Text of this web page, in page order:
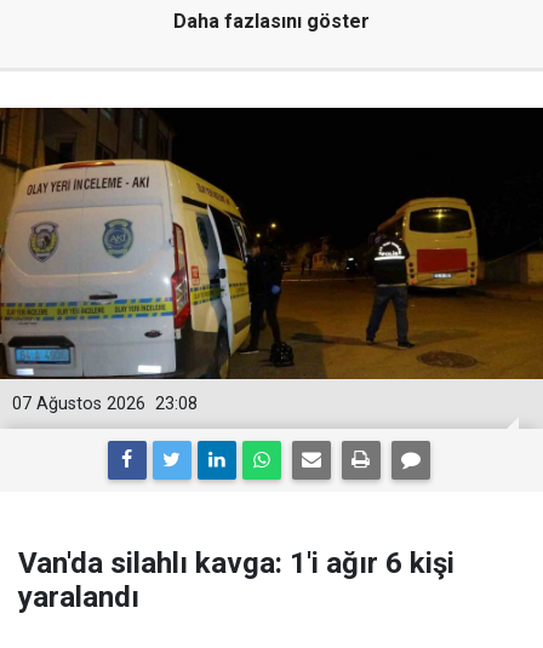
Daha fazlasını göster
23:08
07 Ağustos 2026
Van'da silahlı kavga: 1'i ağır 6 kişi
yaralandı